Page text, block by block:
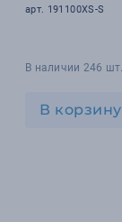
арт. 191100XS-S
В наличии 246 шт.
В корзину